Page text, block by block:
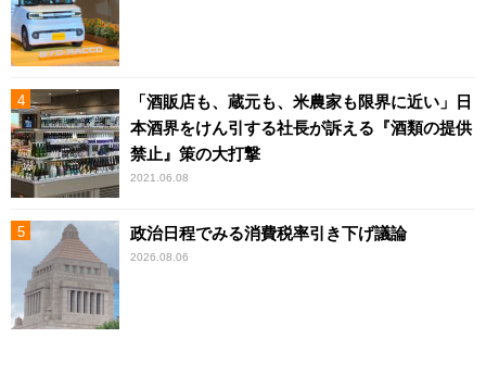
「酒販店も、蔵元も、米農家も限界に近い」日
本酒界をけん引する社長が訴える『酒類の提供
禁止』策の大打撃
2021.06.08
政治日程でみる消費税率引き下げ議論
2026.08.06